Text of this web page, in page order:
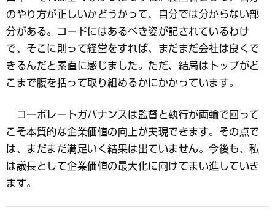
のやり方が正しいかどうかって、自分では分からない部
分がある。コードにはあるべき姿が記されているわけ
で、そこに則って経営をすれば、まだまだ会社は良くで
きるんだと素直に感じました。ただ、結局はトップがど
こまで腹を括って取り組めるかにかかっています。
コーポレートガバナンスは監督と執行が両輪で回って
こそ本質的な企業価値の向上が実現できます。その点で
は、まだまだ満足いく結果は出ていません。今後も、私
は議長として企業価値の最大化に向けてまい進していき
ます。